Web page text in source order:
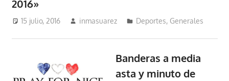
2016»
15 julio, 2016 inmasuarez Deportes, Generales
Banderas a media
asta y minuto de